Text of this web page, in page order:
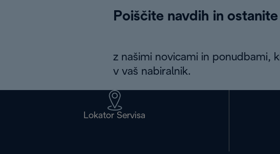
Poiščite navdih in
z našimi novicami in ponudbami,
v vaš nabiralnik.
Lokator Servisa